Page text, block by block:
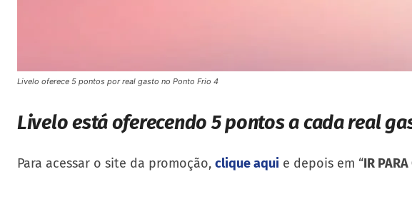
Livelo oferece 5 pontos por real gasto no Ponto Frio 4
Livelo está oferecendo 5 pontos a cada real
Para acessar o site da promoção, clique aqui e depois em “IR PARA